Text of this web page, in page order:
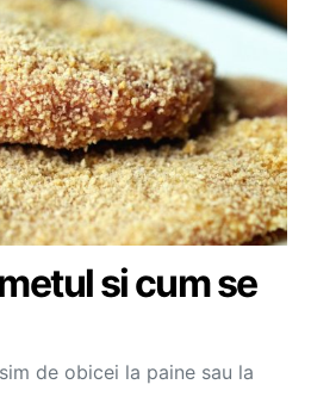
si cum se
de obicei la paine sau la